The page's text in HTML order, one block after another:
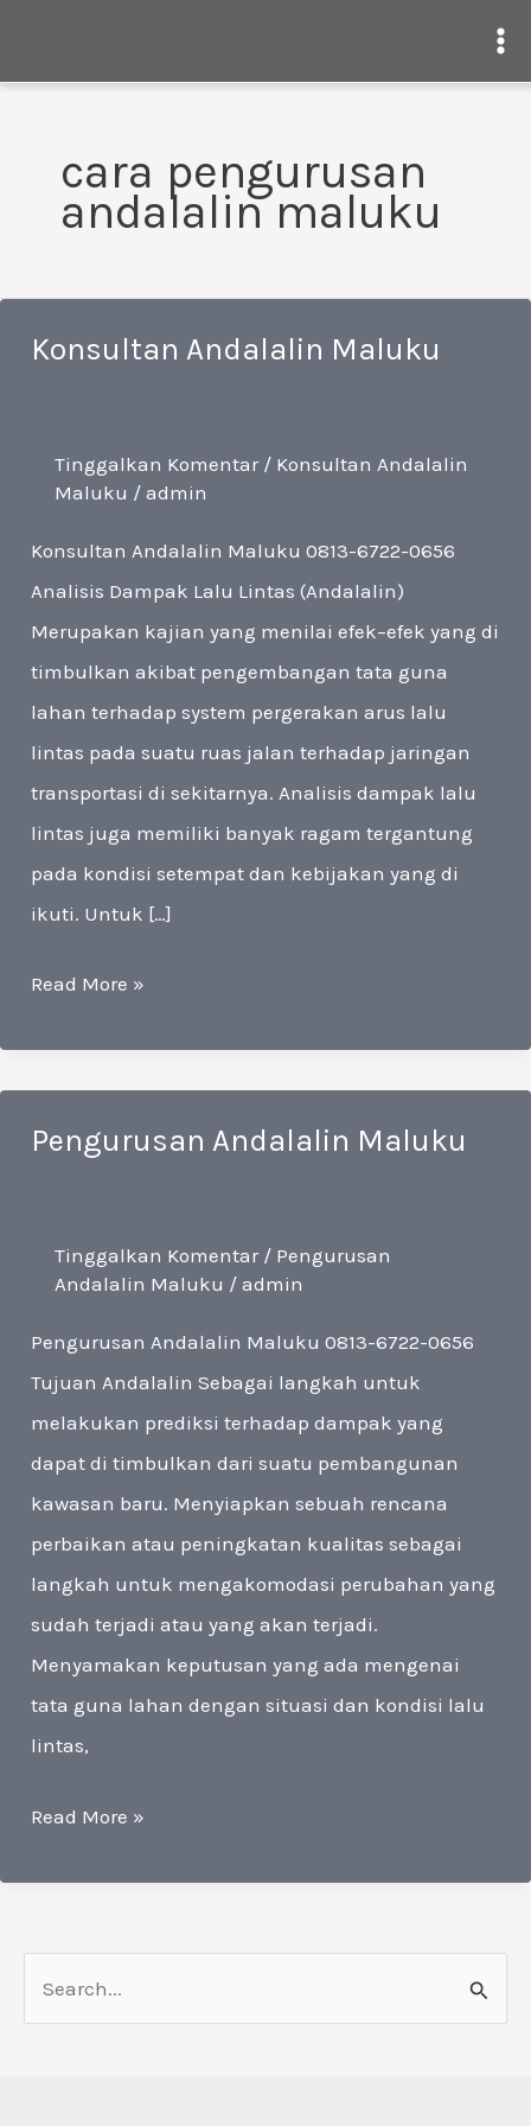
cara pengurusan
andalalin maluku
Konsultan Andalalin Maluku
Tinggalkan Komentar / Konsultan Andalalin
Maluku / admin
Konsultan Andalalin Maluku 0813-6722-0656
Analisis Dampak Lalu Lintas (Andalalin)
Merupakan kajian yang menilai efek–efek yang di
timbulkan akibat pengembangan tata guna
lahan terhadap system pergerakan arus lalu
lintas pada suatu ruas jalan terhadap jaringan
transportasi di sekitarnya. Analisis dampak lalu
lintas juga memiliki banyak ragam tergantung
pada kondisi setempat dan kebijakan yang di
ikuti. Untuk […]
Konsultan
Read More »
Pengurusan Andalalin Maluku
Tinggalkan Komentar / Pengurusan
Andalalin Maluku / admin
Pengurusan Andalalin Maluku 0813-6722-0656
Tujuan Andalalin Sebagai langkah untuk
melakukan prediksi terhadap dampak yang
dapat di timbulkan dari suatu pembangunan
kawasan baru. Menyiapkan sebuah rencana
perbaikan atau peningkatan kualitas sebagai
langkah untuk mengakomodasi perubahan yang
sudah terjadi atau yang akan terjadi.
Menyamakan keputusan yang ada mengenai
tata guna lahan dengan situasi dan kondisi lalu
lintas,
Pengurusan
Read More »